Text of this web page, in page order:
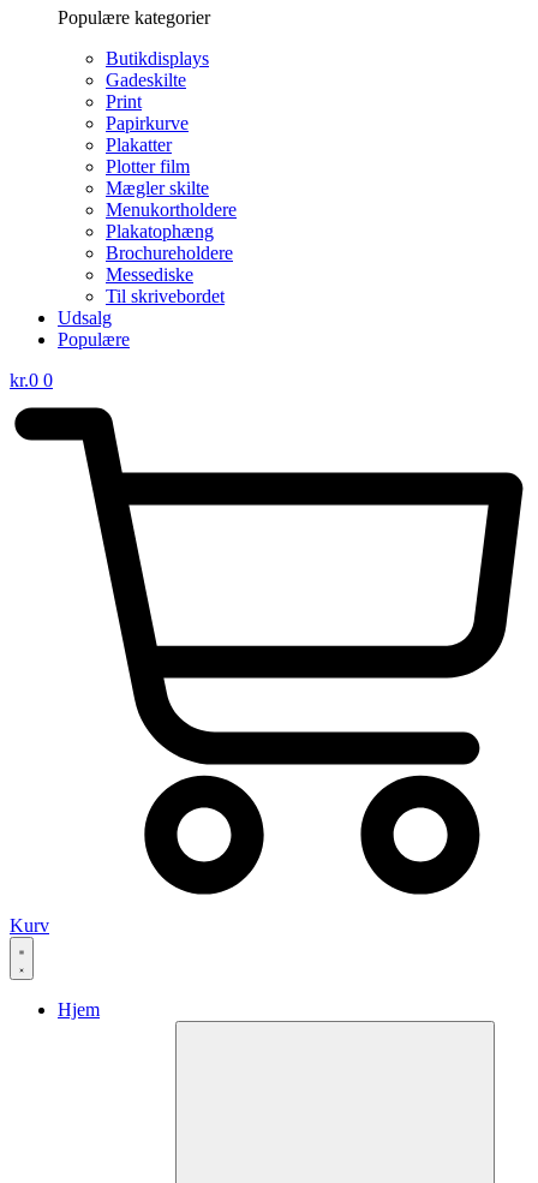
Populære kategorier
Butikdisplays
Gadeskilte
Print
Papirkurve
Plakatter
Plotter film
Mægler skilte
Menukortholdere
Plakatophæng
Brochureholdere
Messediske
Til skrivebordet
Udsalg
Populære
kr.0 0
Kurv
Hjem